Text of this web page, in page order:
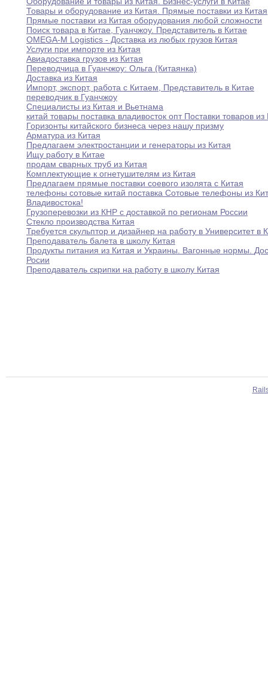
Товары и оборудование из Китая. Прямые поставки из Китая
Прямые поставки из Китая оборудования любой сложности
Поиск товара в Китае, Гуанчжоу. Представитель в Китае
OMEGA-M Logistics - Доставка из любых грузов Китая
Услуги при импорте из Китая
Авиадоставка грузов из Китая
Переводчица в Гуанчжоу: Ольга (Китаянка)
Доставка из Китая
Импорт, экспорт, работа с Китаем, Представитель в Китае
переводчик в Гуанчжоу
Специалисты из Китая и Вьетнама
китай товары поставка владивосток опт Поставки товаров из
Горизонты китайского бизнеса через нашу призму
Арматура из Китая
Предлагаем электростанции и генераторы из Китая
Ищу работу в Китае
продам сварных труб из Китая
Комплектующие к огнетушителям из Китая
Предлагаем прямые поставки соевого изолята с Китая
телефоны сотовые китай поставка Сотовые телефоны из
Владивостока!
Грузоперевозки из КНР с доставкой по регионам России
Стекло производства Китая
Требуется скульптор и дизайнер на работу в Университет в
Преподаватель балета в школу Китая
Продукты питания из Китая и Украины. Вагонные нормы.
Росии
Преподаватель скрипки на работу в школу Китая